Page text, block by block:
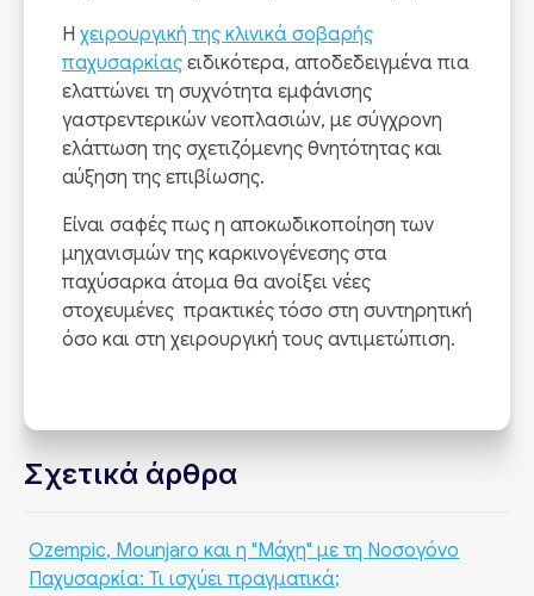
Η χειρουργική της κλινικά σοβαρής
παχυσαρκίας ειδικότερα, αποδεδειγμένα πια
ελαττώνει τη συχνότητα εμφάνισης
γαστρεντερικών νεοπλασιών, με σύγχρονη
ελάττωση της σχετιζόμενης θνητότητας και
αύξηση της επιβίωσης.
Είναι σαφές πως η αποκωδικοποίηση των
μηχανισμών της καρκινογένεσης στα
παχύσαρκα άτομα θα ανοίξει νέες
στοχευμένες πρακτικές τόσο στη συντηρητική
όσο και στη χειρουργική τους αντιμετώπιση.
Σχετικά άρθρα
Ozempic, Mounjaro και η "Μάχη" με τη Νοσογόνο
Παχυσαρκία: Τι ισχύει πραγματικά;